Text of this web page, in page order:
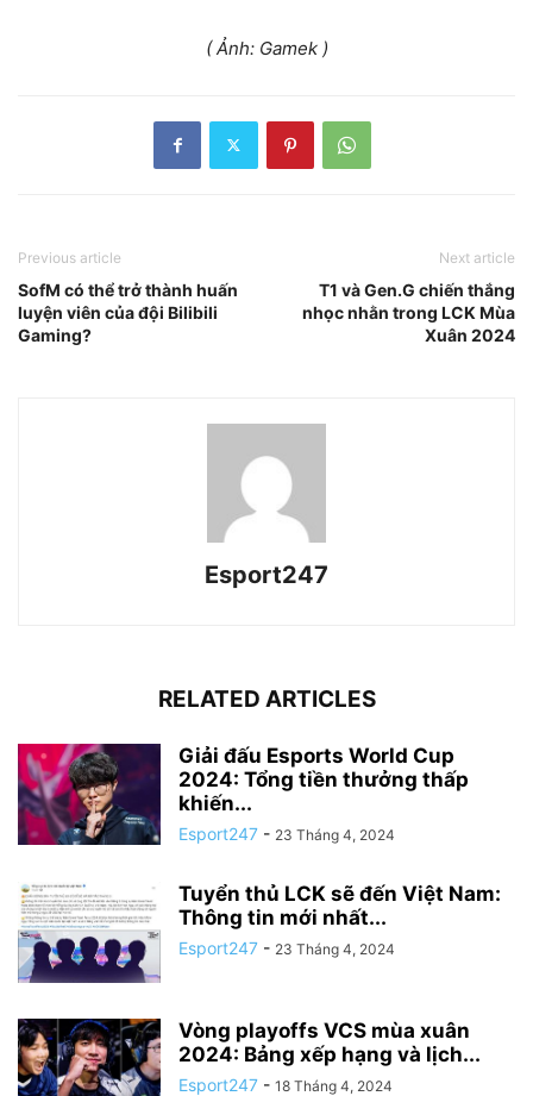
( Ảnh: Gamek )
Previous article
SofM có thể trở thành huấn
luyện viên của đội Bilibili
Gaming?
Next article
T1 và Gen.G chiến thắng
nhọc nhằn trong LCK Mùa
Xuân 2024
Esport247
RELATED ARTICLES
Giải đấu Esports World Cup
2024: Tổng tiền thưởng thấp
khiến...
Esport247 - 23 Tháng 4, 2024
Tuyển thủ LCK sẽ đến Việt Nam:
Thông tin mới nhất...
Esport247 - 23 Tháng 4, 2024
Vòng playoffs VCS mùa xuân
2024: Bảng xếp hạng và lịch...
Esport247 - 18 Tháng 4, 2024